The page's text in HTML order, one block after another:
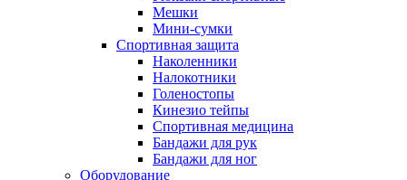
Мешки
Мини-сумки
Спортивная защита
Наколенники
Налокотники
Голеностопы
Кинезио тейпы
Спортивная медицина
Бандажи для рук
Бандажи для ног
Оборудование